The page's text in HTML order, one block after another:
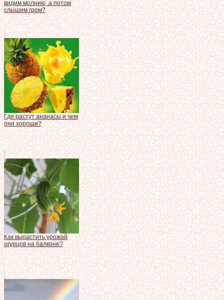
видим молнию, а потом
слышим гром?
Где растут ананасы и чем
они хороши?
Как вырастить урожай
огурцов на балконе?